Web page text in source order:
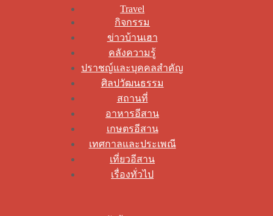
Travel
กิจกรรม
ข่าวบ้านเฮา
คลังความรู้
ปราชญ์และบุคคลสำคัญ
ศิลปวัฒนธรรม
สถานที่
อาหารอีสาน
เกษตรอีสาน
เทศกาลและประเพณี
เที่ยวอีสาน
เรื่องทั่วไป